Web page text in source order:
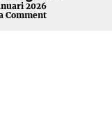
2026
Comment